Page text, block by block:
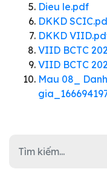
Dieu le.pdf
DKKD
DKKD
VIID BCTC
VIID BCTC
Mau 08_